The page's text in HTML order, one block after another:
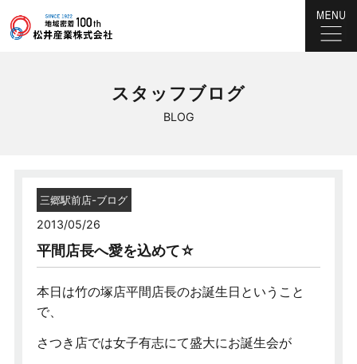
BLOG
スタッフブログ
三郷駅前店-ブログ
2013/05/26
平間店長へ愛を込めて☆
本日は竹の塚店平間店長のお誕生日ということ
で、
さつき店では女子有志にて盛大にお誕生会が